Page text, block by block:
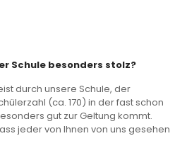
Schule besonders stolz?
durch unsere Schule, der
(ca. 170) in der fast schon
gut zur Geltung kommt.
jeder von Ihnen von uns gesehen